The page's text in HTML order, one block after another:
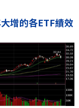
增的各ETF績效